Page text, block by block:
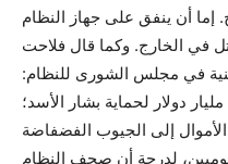
إما أن ينفق على جهاز النظام
في الخارج. وكما قال فلاحت
في مجلس الشورى للنظام:
“في سوريا وحدها، أنفقنا 30 مليار دولار لحماية بشار الأسد؛
إلى الجيوب الفضفاضة
لدرجة أن صحف النظام